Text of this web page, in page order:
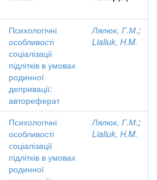
Психологічні
особливості
соціалізації
підлітків в умовах
родинної
депривації:
автореферат
Лялюк, Г.М.;
Lialiuk, H.M.
Психологічні
особливості
соціалізації
підлітків в умовах
родинної
Лялюк, Г.М.;
Lialiuk, H.M.